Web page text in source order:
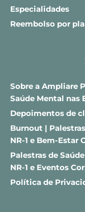
Especialidades
Reembolso por
Sobre a Ampliare
Saúde Mental nas
Depoimentos de
Burnout |
NR-1 e Bem-Estar
Palestras de
NR-1 e Eventos
Política de